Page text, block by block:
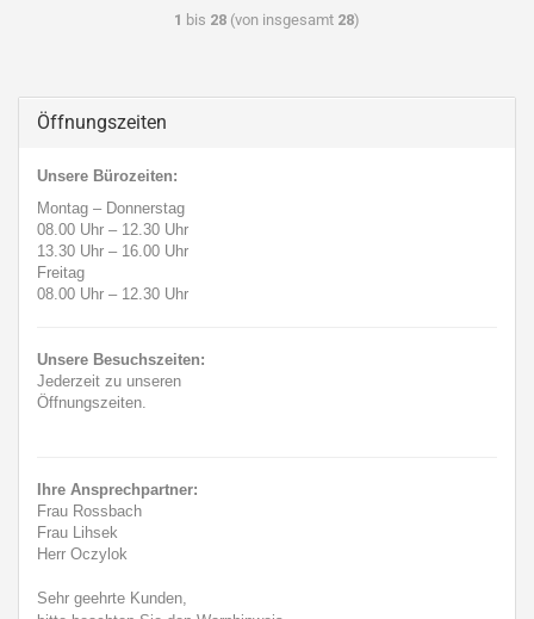
1 bis 28 (von insgesamt 28)
Öffnungszeiten
Unsere Bürozeiten:
Montag – Donnerstag
08.00 Uhr – 12.30 Uhr
13.30 Uhr – 16.00 Uhr
Freitag
08.00 Uhr – 12.30 Uhr
Unsere Besuchszeiten:
Jederzeit zu unseren
Öffnungszeiten.
Ihre Ansprechpartner:
Frau Rossbach
Frau Lihsek
Herr Oczylok
Sehr geehrte Kunden,